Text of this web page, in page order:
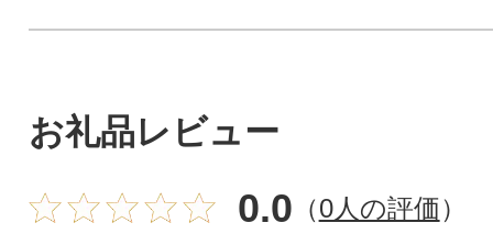
お礼品レビュー
0.0 （0人の評価）